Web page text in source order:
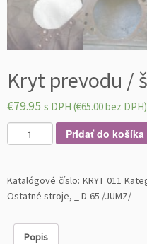
Kryt prevodu /
€79.95 s DPH (€65.00bez DPH)
n
ž
s
Pridať do košíka
Katalógové číslo: KRYT 011
Ostatné stroje, _ D-65 /JUMZ/
Popis